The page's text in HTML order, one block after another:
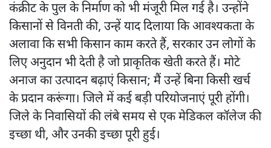
कंक्रीट के पुल के निर्माण को भी मंजूरी मिल गई है। उन्होंने
किसानों से विनती की, उन्हें याद दिलाया कि आवश्यकता के
अलावा कि सभी किसान काम करते हैं, सरकार उन लोगों के
लिए अनुदान भी देती है जो प्राकृतिक खेती करते हैं। मोटे
अनाज का उत्पादन बढ़ाएं किसान; मैं उन्हें बिना किसी खर्च
के प्रदान करूंगा। जिले में कई बड़ी परियोजनाएं पूरी होंगी।
जिले के निवासियों की लंबे समय से एक मेडिकल कॉलेज की
इच्छा थी, और उनकी इच्छा पूरी हुई।